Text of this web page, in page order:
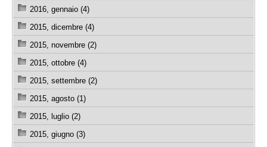
2016, gennaio (4)
2015, dicembre (4)
2015, novembre (2)
2015, ottobre (4)
2015, settembre (2)
2015, agosto (1)
2015, luglio (2)
2015, giugno (3)